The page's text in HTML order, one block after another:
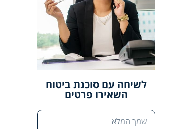
לשיחה עם סוכנת ביטוח
השאירו פרטים